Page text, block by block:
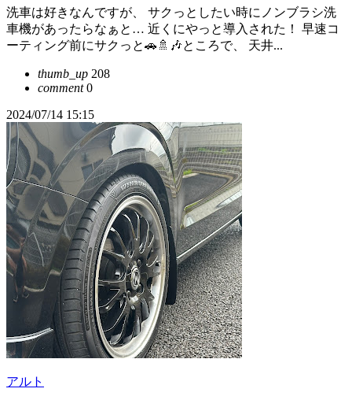
洗車は好きなんですが、 サクっとしたい時にノンブラシ洗
車機があったらなぁと… 近くにやっと導入された！ 早速コ
ーティング前にサクっと🚗🚿🎶ところで、 天井...
thumb_up 208
comment0
2024/07/14 15:15
アルト